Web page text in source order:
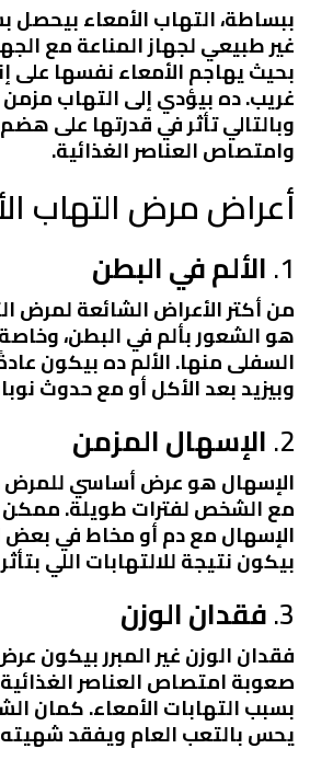
ببساطة، التهاب الأمعاء بيحصل
غير طبيعي لجهاز المناعة مع
بحيث يهاجم الأمعاء نفسها على
غريب. ده بيؤدي إلى التهاب مزمن
وبالتالي تأثر في قدرتها على
وامتصاص العناصر الغذائية.
أعراض مرض التهاب
1. الألم في البطن
من أكتر الأعراض الشائعة لمرض
هو الشعور بألم في البطن،
السفلى منها. الألم ده بيكون
وبيزيد بعد الأكل أو مع حدوث
2. الإسهال المزمن
الإسهال هو عرض أساسي للمرض
مع الشخص لفترات طويلة.
الإسهال مع دم أو مخاط في بعض
بيكون نتيجة للالتهابات اللي
3. فقدان الوزن
فقدان الوزن غير المبرر بيكون
صعوبة امتصاص العناصر
بسبب التهابات الأمعاء. كمان
يحس بالتعب العام ويفقد